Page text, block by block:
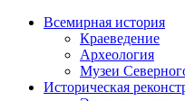
Всемирная история
Краеведение
Археология
Музеи
Историческая